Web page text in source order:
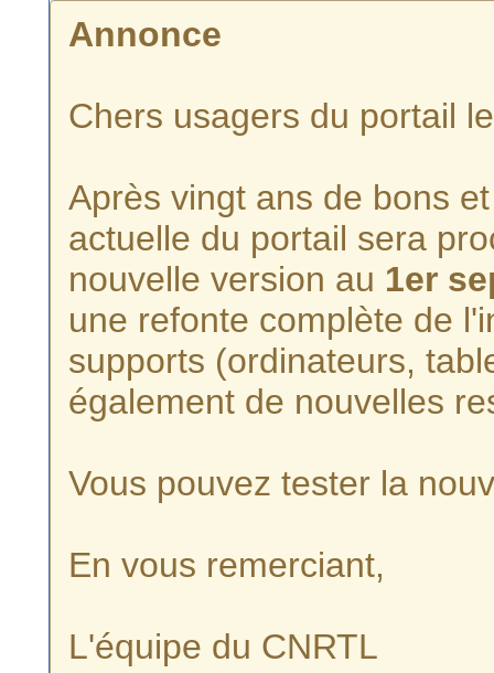
Annonce
Chers usagers du portail
Après vingt ans de bons
actuelle du portail sera
nouvelle version au 1er
une refonte complète de
supports (ordinateurs,
également de nouvelles
Vous pouvez tester la
En vous remerciant,
L'équipe du CNRTL